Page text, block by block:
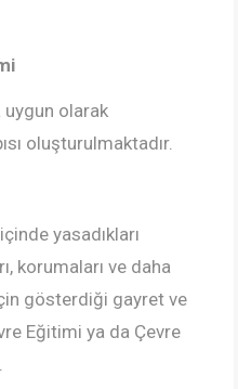
uygun olarak
oluşturulmaktadır.
yasadıkları
korumaları ve daha
gösterdiği gayret ve
Eğitimi ya da Çevre